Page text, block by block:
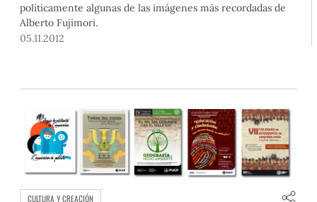
políticamente algunas de las imágenes más recordadas de
Alberto Fujimori.
05.11.2012
CULTURA Y CREACIÓN